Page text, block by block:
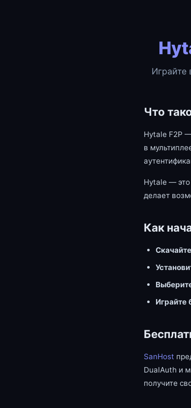
Играйте
Что
Hytale F2P
в
Hytale —
делает
Как
Играйте
SanHost
DualAuth и
получите